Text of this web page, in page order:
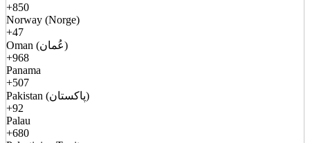
+850
Norway (Norge)
+47
Oman (عُمان)
+968
Panama
+507
Pakistan (پاکستان)
+92
Palau
+680